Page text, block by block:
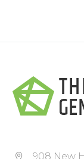


908 New